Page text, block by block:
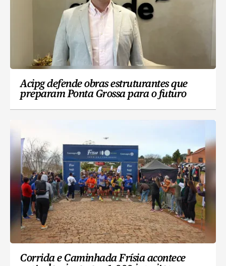
Acipg defende obras estruturantes que
preparam Ponta Grossa para o futuro
Corrida e Caminhada Frísia acontece